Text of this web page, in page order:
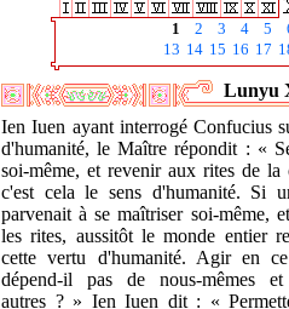
1 2 3 4 5
13 14 15 16 17
Lunyu
Ien Iuen ayant interrogé Confucius
d'humanité, le Maître répondit : «
soi-même, et revenir aux rites de la
c'est cela le sens d'humanité. Si
parvenait à se maîtriser soi-même,
les rites, aussitôt le monde entier
cette vertu d'humanité. Agir en
dépend-il pas de nous-mêmes
autres ? » Ien Iuen dit : «